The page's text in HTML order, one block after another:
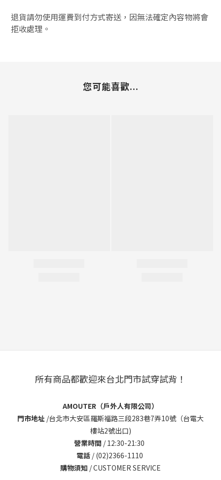
退貨請勿使用運費到付方式寄送，因無法確定內容物將會
拒收處理。
您可能喜歡...
所有商品都歡迎來台北門市試穿試背！
AMOUTER（戶外人有限公司）
門市地址 /台北市大安區羅斯福路三段283巷7弄10號（台電大
樓站2號出口)
營業時間 / 12:30-21:30
電話 / (02)2366-1110
購物須知 /CUSTOMER SERVICE